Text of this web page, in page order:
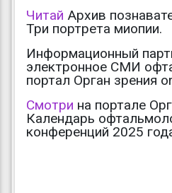
Читай Архив
Три портрета миопии.
Информационный
электронное СМИ
портал Орган зрения
Смотри на портале
Календарь
конференций 2025